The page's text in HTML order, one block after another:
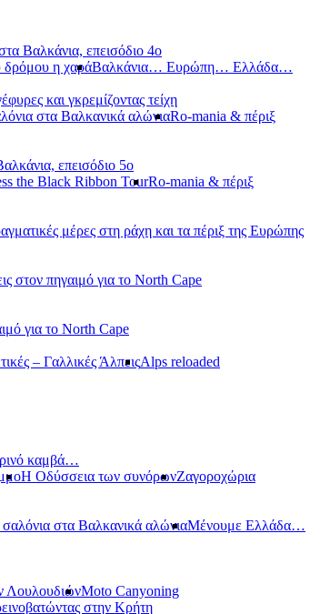
Βαλκάνια, επεισόδιο 4ο
δρόμου η χαράΒαλκάνια… Ευρώπη… Ελλάδα…
και γκρεμίζοντας τείχη
στα Βαλκανικά αλώνιαRo-mania & πέριξ
επεισόδιο 5ο
the Black Ribbon TourRo-mania & πέριξ
μέρες στη ράχη και τα πέριξ της Ευρώπης
στον πηγαιμό για το North Cape
για το North Cape
– Γαλλικές ΆλπειςAlps reloaded
καμβά…
Η Οδύσσεια των συνόρωνΖαγοροχώρια
στα Βαλκανικά αλώνιαΜένουμε Ελλάδα…
ΛουλουδιώνMoto Canyoning
στην Κρήτη